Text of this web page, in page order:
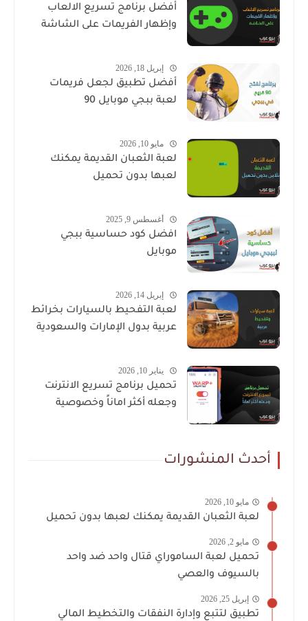
أفضل برنامج تسريع الالعاب
وإظهار الفريمات على الشاشة
إبريل 18, 2026
أفضل تطبيق لجعل فريمات
لعبة ببجي موبايل 90
مايو 10, 2026
لعبة الثعبان القديمة يمكنك
لعبها بدون تحميل
أغسطس 9, 2025
افضل كود حساسية ببجي
موبايل
إبريل 14, 2026
لعبة التفحيط بالسيارات بخرائط
عربية بدول الإمارات والسعودية
يناير 10, 2026
تحميل برنامج تسريع الانترنت
وجعله أكثر اماناً وخصوصية
أحدث المنشورات
مايو 10, 2026
لعبة الثعبان القديمة يمكنك لعبها بدون تحميل
مايو 2, 2026
تحميل لعبة الساموراي قتال واحد ضد واحد
بالسيوف والعصي
إبريل 25, 2026
تطبيق لتتبع وإدارة النفقات والتخطيط المالي